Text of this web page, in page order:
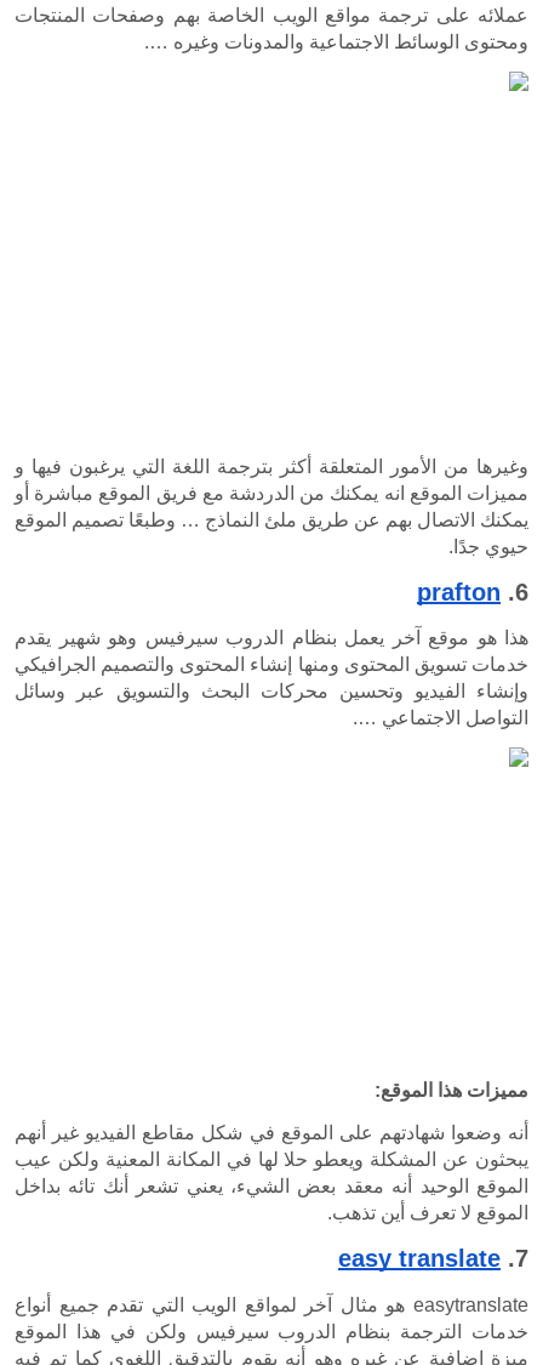
عملائه على ترجمة مواقع الويب الخاصة بهم وصفحات المنتجات
والمدونات وغيره ….
مميزات الموقع انه يمكنك من الدردشة مع فريق الموقع مباشرة أو
يمكنك الاتصال بهم عن طريق ملئ النماذج … وطبعًا تصميم الموقع
هذا هو موقع آخر يعمل بنظام الدروب سيرفيس وهو شهير يقدم
خدمات تسويق المحتوى ومنها إنشاء المحتوى والتصميم الجرافيكي
وإنشاء الفيديو وتحسين محركات البحث والتسويق عبر وسائل
أنه وضعوا شهادتهم على الموقع في شكل مقاطع الفيديو غير أنهم
يبحثون عن المشكلة ويعطو حلا لها في المكانة المعنية ولكن عيب
الموقع الوحيد أنه معقد بعض الشيء، يعني تشعر أنك تائه بداخل
easytranslate هو مثال آخر لمواقع الويب التي تقدم جميع أنواع
خدمات الترجمة بنظام الدروب سيرفيس ولكن في هذا الموقع
ميزة إضافية عن غيره وهو أنه يقوم بالتدقيق اللغوي كما تم فيه